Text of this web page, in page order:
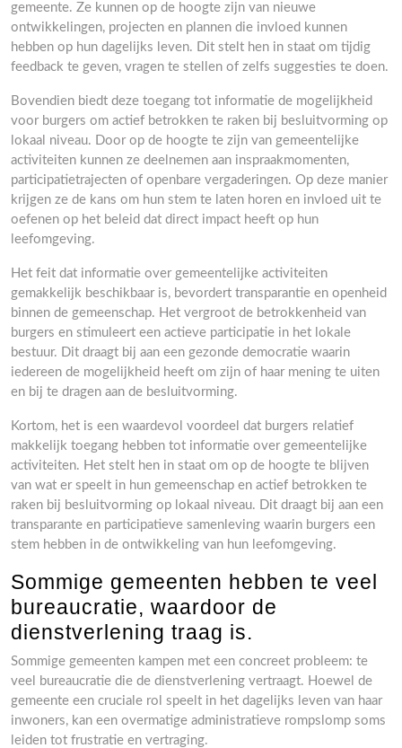
gemeente. Ze kunnen op de hoogte zijn van nieuwe
ontwikkelingen, projecten en plannen die invloed kunnen
hebben op hun dagelijks leven. Dit stelt hen in staat om tijdig
feedback te geven, vragen te stellen of zelfs suggesties te doen.
Bovendien biedt deze toegang tot informatie de mogelijkheid
voor burgers om actief betrokken te raken bij besluitvorming op
lokaal niveau. Door op de hoogte te zijn van gemeentelijke
activiteiten kunnen ze deelnemen aan inspraakmomenten,
participatietrajecten of openbare vergaderingen. Op deze manier
krijgen ze de kans om hun stem te laten horen en invloed uit te
oefenen op het beleid dat direct impact heeft op hun
leefomgeving.
Het feit dat informatie over gemeentelijke activiteiten
gemakkelijk beschikbaar is, bevordert transparantie en openheid
binnen de gemeenschap. Het vergroot de betrokkenheid van
burgers en stimuleert een actieve participatie in het lokale
bestuur. Dit draagt bij aan een gezonde democratie waarin
iedereen de mogelijkheid heeft om zijn of haar mening te uiten
en bij te dragen aan de besluitvorming.
Kortom, het is een waardevol voordeel dat burgers relatief
makkelijk toegang hebben tot informatie over gemeentelijke
activiteiten. Het stelt hen in staat om op de hoogte te blijven
van wat er speelt in hun gemeenschap en actief betrokken te
raken bij besluitvorming op lokaal niveau. Dit draagt bij aan een
transparante en participatieve samenleving waarin burgers een
stem hebben in de ontwikkeling van hun leefomgeving.
Sommige gemeenten hebben te veel
bureaucratie, waardoor de
dienstverlening traag is.
Sommige gemeenten kampen met een concreet probleem: te
veel bureaucratie die de dienstverlening vertraagt. Hoewel de
gemeente een cruciale rol speelt in het dagelijks leven van haar
inwoners, kan een overmatige administratieve rompslomp soms
leiden tot frustratie en vertraging.